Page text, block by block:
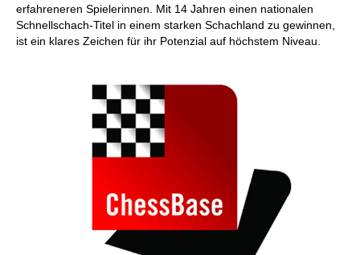
erfahreneren Spielerinnen. Mit 14 Jahren einen nationalen
Schnellschach-Titel in einem starken Schachland zu gewinnen,
ist ein klares Zeichen für ihr Potenzial auf höchstem Niveau.